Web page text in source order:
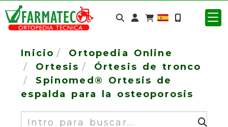
Identifícate
Inicio
Ortopedia Online
Ortesis
Órtesis de tronco
Spinomed® Ortesis de
espalda para la osteoporosis
Buscar